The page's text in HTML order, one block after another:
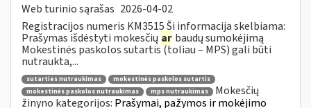
Web turinio sąrašas 2026-04-02
Registracijos numeris KM3515 Ši informacija skelbiama:
Prašymas išdėstyti mokesčių ar baudų sumokėjimą
Mokestinės paskolos sutartis (toliau – MPS) gali būti
nutraukta,...
sutarties nutraukimas
mokestinės paskolos sutartis
mokestinės paskolos nutraukimas
mps nutraukimas
Mokesčių
žinyno kategorijos: Prašymai, pažymos ir mokėjimo